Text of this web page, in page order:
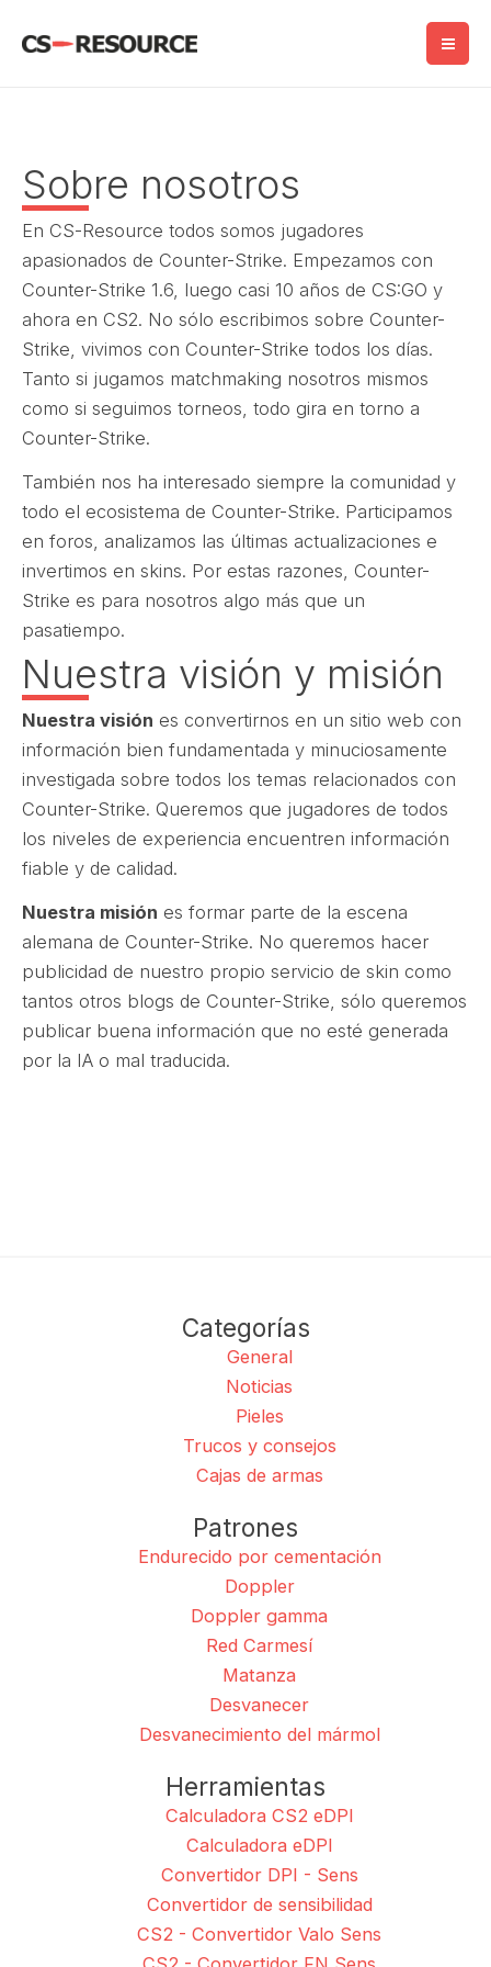
Sobre nosotros
En CS-Resource todos somos jugadores
apasionados de Counter-Strike. Empezamos con
Counter-Strike 1.6, luego casi 10 años de CS:GO y
ahora en CS2. No sólo escribimos sobre Counter-
Strike, vivimos con Counter-Strike todos los días.
Tanto si jugamos matchmaking nosotros mismos
como si seguimos torneos, todo gira en torno a
Counter-Strike.
También nos ha interesado siempre la comunidad y
todo el ecosistema de Counter-Strike. Participamos
en foros, analizamos las últimas actualizaciones e
invertimos en skins. Por estas razones, Counter-
Strike es para nosotros algo más que un
pasatiempo.
Nuestra visión y misión
Nuestra visión es convertirnos en un sitio web con
información bien fundamentada y minuciosamente
investigada sobre todos los temas relacionados con
Counter-Strike. Queremos que jugadores de todos
los niveles de experiencia encuentren información
fiable y de calidad.
Nuestra misión es formar parte de la escena
alemana de Counter-Strike. No queremos hacer
publicidad de nuestro propio servicio de skin como
tantos otros blogs de Counter-Strike, sólo queremos
publicar buena información que no esté generada
por la IA o mal traducida.
Categorías
General
Noticias
Pieles
Trucos y consejos
Cajas de armas
Patrones
Endurecido por cementación
Doppler
Doppler gamma
Red Carmesí
Matanza
Desvanecer
Desvanecimiento del mármol
Herramientas
Calculadora CS2 eDPI
Calculadora eDPI
Convertidor DPI - Sens
Convertidor de sensibilidad
CS2 - Convertidor Valo Sens